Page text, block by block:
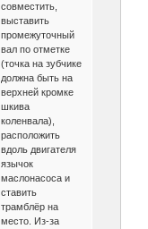
совместить,
выставить
промежуточный
вал по отметке
(точка на зубчике
должна быть на
верхней кромке
шкива
коленвала),
расположить
вдоль двигателя
язычок
маслонасоса и
ставить
трамблёр на
место. Из-за